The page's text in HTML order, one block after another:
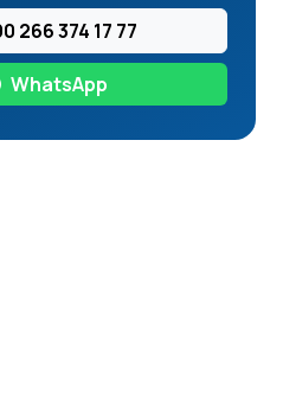
266 374 17 77
WhatsApp